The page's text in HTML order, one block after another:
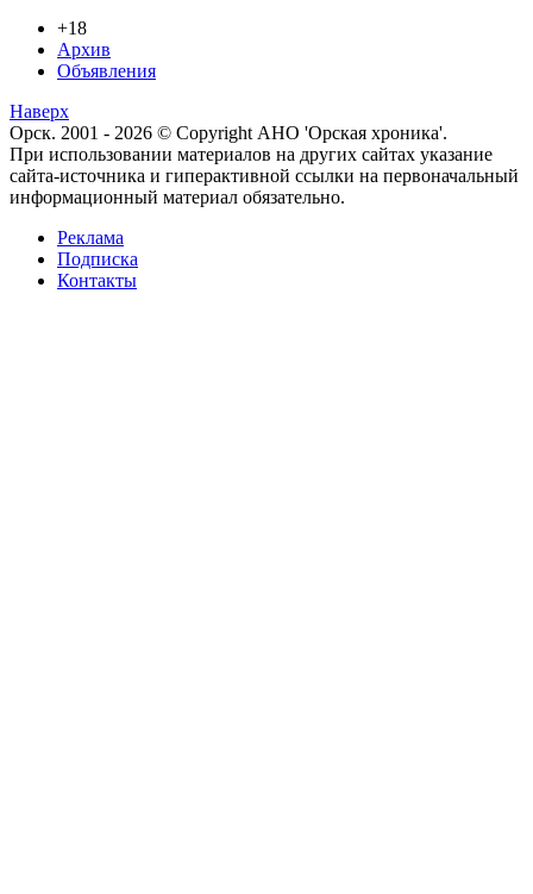
+18
Архив
Объявления
Наверх
Орск. 2001 - 2026 © Copyright АНО 'Орская хроника'.
При использовании материалов на других сайтах указание
сайта-источника и гиперактивной ссылки на первоначальный
информационный материал обязательно.
Реклама
Подписка
Контакты